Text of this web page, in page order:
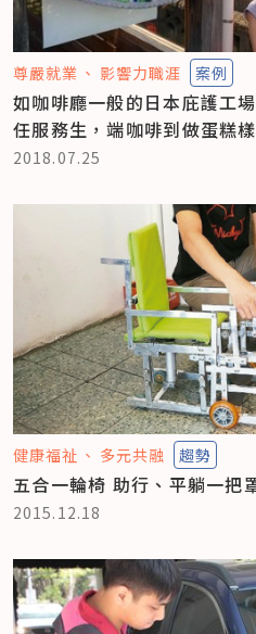
尊嚴就業 影響力職涯 案例
如咖啡廳一般的日本庇護工
任服務生，端咖啡到做蛋糕
2018.07.25
健康福祉 多元共融 趨勢
五合一輪椅 助行、平躺一把
2015.12.18